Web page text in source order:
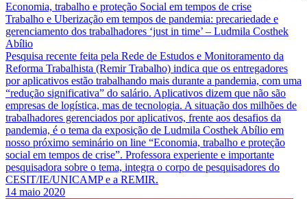
Economia, trabalho e proteção Social em tempos de crise
Trabalho e Uberização em tempos de pandemia: precariedade e
gerenciamento dos trabalhadores ‘just in time’ – Ludmila Costhek
Abílio
Pesquisa recente feita pela Rede de Estudos e Monitoramento da
Reforma Trabalhista (Remir Trabalho) indica que os entregadores
por aplicativos estão trabalhando mais durante a pandemia, com uma
“redução significativa” do salário. Aplicativos dizem que não são
empresas de logística, mas de tecnologia. A situação dos milhões de
trabalhadores gerenciados por aplicativos, frente aos desafios da
pandemia, é o tema da exposição de Ludmila Costhek Abílio em
nosso próximo seminário on line “Economia, trabalho e proteção
social em tempos de crise”. Professora experiente e importante
pesquisadora sobre o tema, integra o corpo de pesquisadores do
CESIT/IE/UNICAMP e a REMIR.
14 maio 2020